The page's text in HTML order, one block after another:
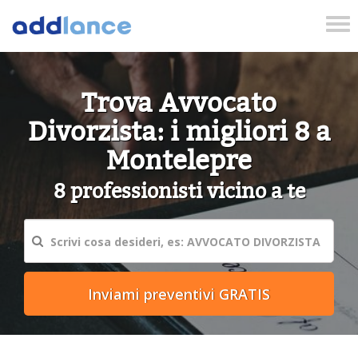
Trova Avvocato
Divorzista: i migliori 8 a
Montelepre
8 professionisti vicino a te